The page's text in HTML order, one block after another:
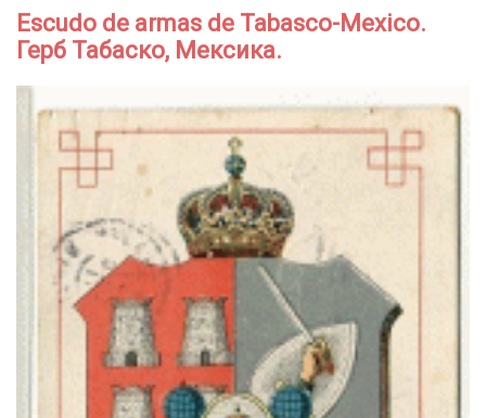
Escudo de armas de Tabasco-Mexico.
Герб Табаско, Мексика.